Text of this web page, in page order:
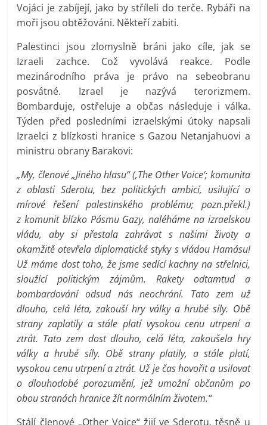
Vojáci je zabíjejí, jako by stříleli do terče. Rybáři na
moři jsou obtěžováni. Někteří zabiti.
Palestinci jsou zlomyslně bráni jako cíle, jak se
Izraeli zachce. Což vyvolává reakce. Podle
mezinárodního práva je právo na sebeobranu
posvátné. Izrael je nazývá terorizmem.
Bombarduje, ostřeluje a občas následuje i válka.
Týden před posledními izraelskými útoky napsali
Izraelci z blízkosti hranice s Gazou Netanjahuovi a
ministru obrany Barakovi:
„My, členové „Jiného hlasu“ (‚The Other Voice‘; komunita
z oblasti Sderotu, bez politických ambicí, usilující o
mírové řešení palestinského problému; pozn.překl.)
z komunit blízko Pásmu Gazy, naléháme na izraelskou
vládu, aby si přestala zahrávat s našimi životy a
okamžitě otevřela diplomatické styky s vládou Hamásu!
Už máme dost toho, že jsme sedící kachny na střelnici,
sloužící politickým zájmům. Rakety odtamtud a
bombardování odsud nás neochrání. Tato zem už
dlouho, celá léta, zakouší hry války a hrubé síly. Obě
strany zaplatily a stále platí vysokou cenu utrpení a
ztrát. Tato zem dost dlouho, celá léta, zakoušela hry
války a hrubé síly. Obě strany platily, a stále platí,
vysokou cenu utrpení a ztrát. Už je čas hovořit a usilovat
o dlouhodobé porozumění, jež umožní občanům po
obou stranách hranice žít normálním životem.“
Stálí členové „Other Voice“ žijí ve Sderotu, těsně u